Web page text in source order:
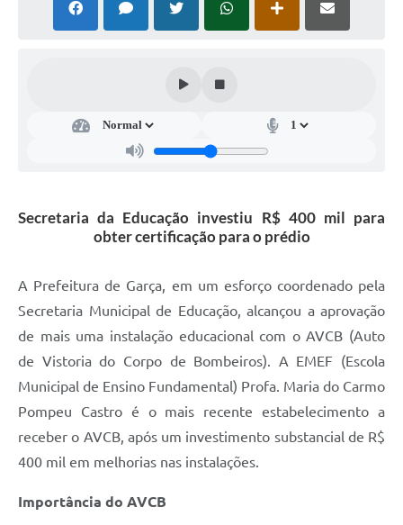
Pré-Cadastro de Vacinação Antirrábica
Consulta Pública Eletrônica Lei de Diretrizes Orçamentárias -
Credenciamento Feirantes
Concursos
Nota Fiscal Eletrônica
Defesa Civil
Junta de Serviço Militar
NFSE
Secretaria da Educação investiu R$ 400 mil para
obter certificação para o prédio
A Prefeitura de Garça, em um esforço coordenado pela
Secretaria Municipal de Educação, alcançou a aprovação
de mais uma instalação educacional com o AVCB (Auto
de Vistoria do Corpo de Bombeiros). A EMEF (Escola
Municipal de Ensino Fundamental) Profa. Maria do Carmo
Pompeu Castro é o mais recente estabelecimento a
receber o AVCB, após um investimento substancial de R$
400 mil em melhorias nas instalações.
Importância do AVCB